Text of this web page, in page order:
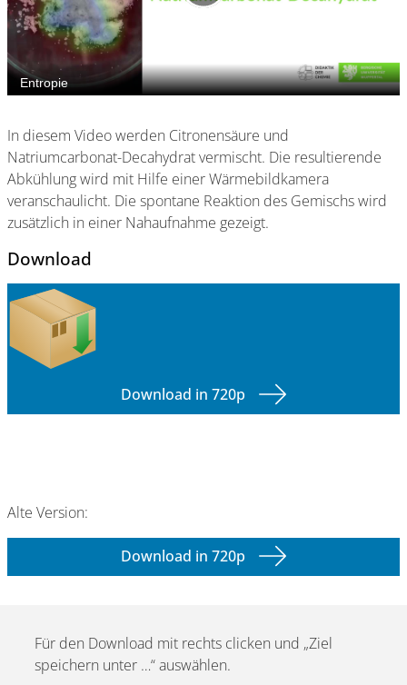
In diesem Video werden Citronensäure und
Natriumcarbonat-Decahydrat vermischt. Die resultierende
Abkühlung wird mit Hilfe einer Wärmebildkamera
veranschaulicht. Die spontane Reaktion des Gemischs wird
zusätzlich in einer Nahaufnahme gezeigt.
Download
Download in 720p
Alte Version:
Download in 720p
Für den Download mit rechts clicken und „Ziel
speichern unter …“ auswählen.